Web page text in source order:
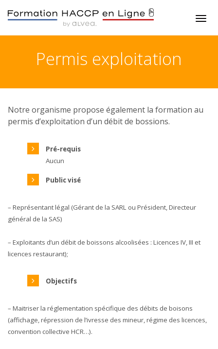
Permis exploitation
Notre organisme propose également la formation au
permis d’exploitation d’un débit de bossions.
Pré-requis
Aucun
Public visé
– Représentant légal (Gérant de la SARL ou Président, Directeur
général de la SAS)
– Exploitants d’un débit de boissons alcoolisées : Licences IV, III et
licences restaurant);
Objectifs
– Maitriser la réglementation spécifique des débits de boisons
(affichage, répression de l’ivresse des mineur, régime des licences,
convention collective HCR…).